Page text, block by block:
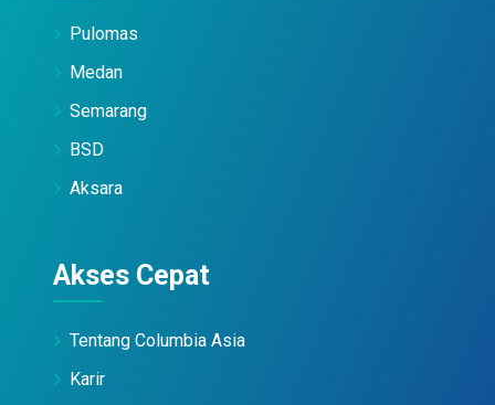
Pulomas
Medan
Semarang
BSD
Aksara
Akses Cepat
Tentang Columbia Asia
Karir